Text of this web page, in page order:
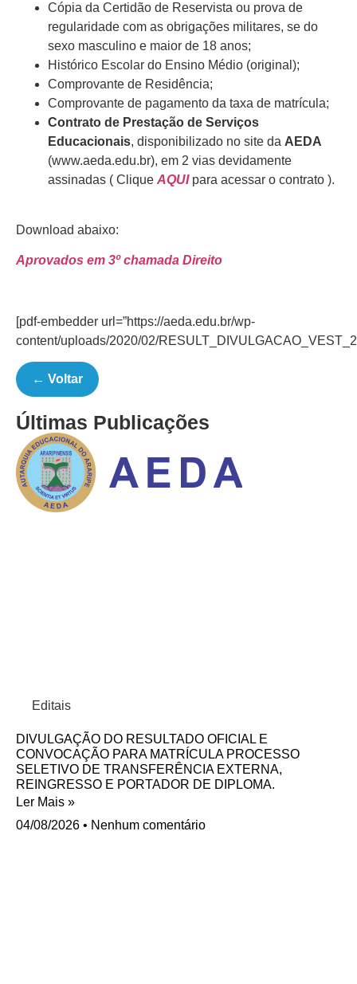
Cópia da Certidão de Reservista ou prova de
regularidade com as obrigações militares, se do
sexo masculino e maior de 18 anos;
Histórico Escolar do Ensino Médio (original);
Comprovante de Residência;
Comprovante de pagamento da taxa de matrícula;
Contrato de Prestação de Serviços
Educacionais, disponibilizado no site da AEDA
(www.aeda.edu.br), em 2 vias devidamente
assinadas ( Clique AQUIpara acessar o contrato ).
Download abaixo:
Aprovados em 3º chamada Direito
[pdf-embedder url=”https://aeda.edu.br/wp-
content/uploads/2020/02/
← Voltar
Últimas Publicações
Editais
DIVULGAÇÃO DO RESULTADO OFICIAL E
CONVOCAÇÃO PARA MATRÍCULA PROCESSO
SELETIVO DE TRANSFERÊNCIA EXTERNA,
REINGRESSO E PORTADOR DE DIPLOMA.
Ler Mais »
04/08/2026
Nenhum comentário